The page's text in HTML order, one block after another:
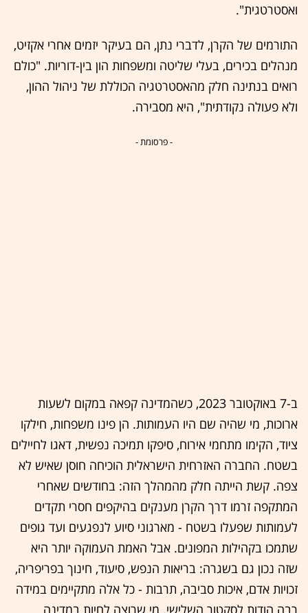
ואסטרטגית".
התורמים של הקרן, לדברי נתן, הם בעיקר יזמים אחרי אקזיט,
מנהלים בכירים, בעלי שליטה ומשפחות הון בין-דוריות. "כולם
רואים בנתינה חלק מהאסטרטגיה הכוללת של ניהול ההון,
ולא פעולה נקודתית", היא מסבירה.
- פרסומת -
ב-7 באוקטובר 2023, כשהמדינה קפאה במקום לשעות
ארוכות, מי שהיה שם היו העמותות. הן פינו משפחות, חילקו
ציוד, הקימו מתחמי אירוח, סיפקו תמיכה נפשית, דאגו לחיילים
בשטח. החברה האזרחית הישראלית הוכיחה חוסן שאיש לא
צפה. קשת הייתה חלק מהמהלך הזה: בחודשים שאחרי
המתקפה זרמו דרך הקרן מענקים בהיקפים חסרי תקדים
לעמותות שפעלו בשטח - מארגוני סיוע לנפגעים ועד גופים
שתמכו בקהילות המפונים. אבל האמת העמוקה יותר היא
שזה נכון גם בשגרה: בריאות הנפש, סיעוד, חינוך בפריפריה,
זכויות אדם, איכות סביבה, תרבות - כל אלה מתקיימים במידה
רבה הודות לסקטור השלישי. מי שרוצה לחיות במדינה